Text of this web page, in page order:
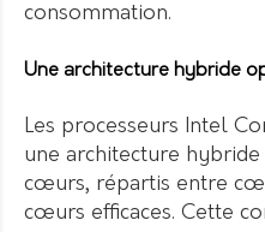
consommation.
Une architecture hybride
Les processeurs Intel
une architecture hybride
cœurs, répartis entre
cœurs efficaces. Cette